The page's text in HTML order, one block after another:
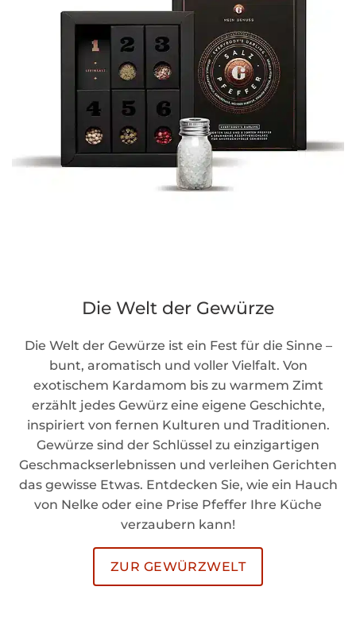
Die Welt der Gewürze
Die Welt der Gewürze ist ein Fest für die Sinne –
bunt, aromatisch und voller Vielfalt. Von
exotischem Kardamom bis zu warmem Zimt
erzählt jedes Gewürz eine eigene Geschichte,
inspiriert von fernen Kulturen und Traditionen.
Gewürze sind der Schlüssel zu einzigartigen
Geschmackserlebnissen und verleihen Gerichten
das gewisse Etwas. Entdecken Sie, wie ein Hauch
von Nelke oder eine Prise Pfeffer Ihre Küche
verzaubern kann!
ZUR GEWÜRZWELT